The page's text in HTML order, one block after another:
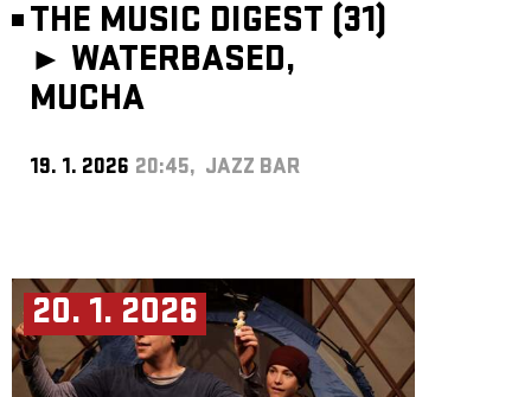
THE MUSIC DIGEST (31)
► WATERBASED,
MUCHA
19. 1. 2026 20:45, JAZZ BAR
20. 1. 2026